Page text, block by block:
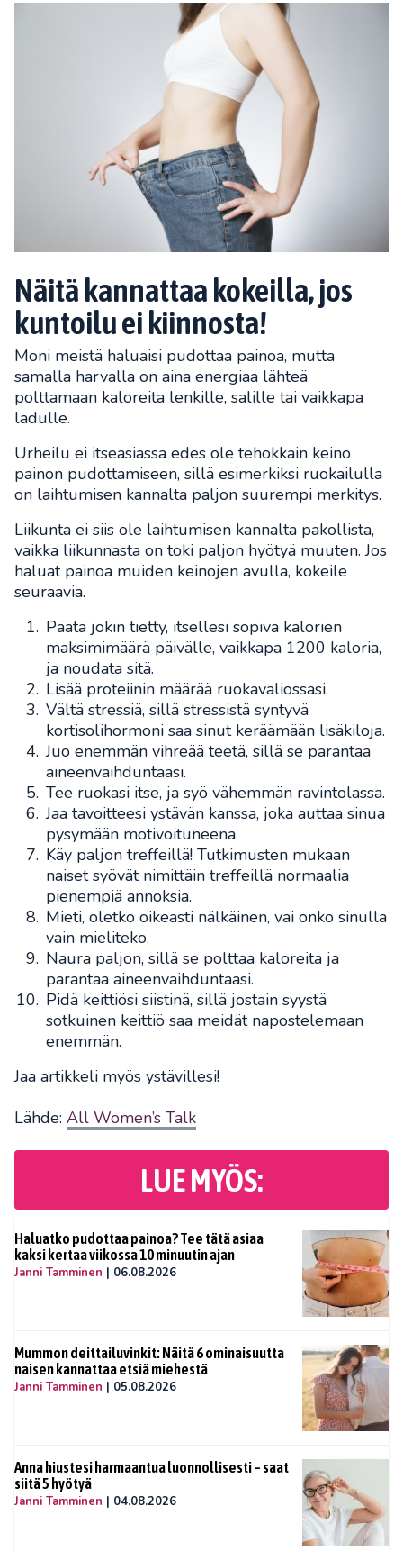
Näitä kannattaa kokeilla, jos
kuntoilu ei kiinnosta!
Moni meistä haluaisi pudottaa painoa, mutta
samalla harvalla on aina energiaa lähteä
polttamaan kaloreita lenkille, salille tai vaikkapa
ladulle.
Urheilu ei itseasiassa edes ole tehokkain keino
painon pudottamiseen, sillä esimerkiksi ruokailulla
on laihtumisen kannalta paljon suurempi merkitys.
Liikunta ei siis ole laihtumisen kannalta pakollista,
vaikka liikunnasta on toki paljon hyötyä muuten. Jos
haluat painoa muiden keinojen avulla, kokeile
seuraavia.
Päätä jokin tietty, itsellesi sopiva kalorien
maksimimäärä päivälle, vaikkapa 1200 kaloria,
ja noudata sitä.
Lisää proteiinin määrää ruokavaliossasi.
Vältä stressiä, sillä stressistä syntyvä
kortisolihormoni saa sinut keräämään lisäkiloja.
Juo enemmän vihreää teetä, sillä se parantaa
aineenvaihduntaasi.
Tee ruokasi itse, ja syö vähemmän ravintolassa.
Jaa tavoitteesi ystävän kanssa, joka auttaa sinua
pysymään motivoituneena.
Käy paljon treffeillä! Tutkimusten mukaan
naiset syövät nimittäin treffeillä normaalia
pienempiä annoksia.
Mieti, oletko oikeasti nälkäinen, vai onko sinulla
vain mieliteko.
Naura paljon, sillä se polttaa kaloreita ja
parantaa aineenvaihduntaasi.
Pidä keittiösi siistinä, sillä jostain syystä
sotkuinen keittiö saa meidät napostelemaan
enemmän.
Jaa artikkeli myös ystävillesi!
Lähde: All Women’s Talk
LUE MYÖS:
Haluatko pudottaa painoa? Tee tätä asiaa
kaksi kertaa viikossa 10 minuutin ajan
Janni Tamminen | 06.08.2026
Mummon deittailuvinkit: Näitä 6 ominaisuutta
naisen kannattaa etsiä miehestä
Janni Tamminen | 05.08.2026
Anna hiustesi harmaantua luonnollisesti – saat
siitä 5 hyötyä
Janni Tamminen | 04.08.2026